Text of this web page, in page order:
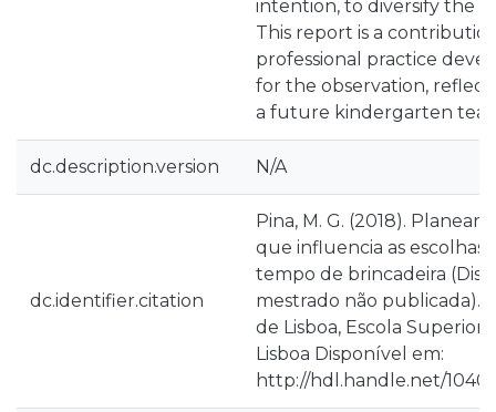
intention, to diversify the
This report is a
professional practice
for the observation,
a future kindergarten
dc.description.version N/A
dc.identifier.citation
Pina, M. G. (2018). Planear
que influencia as escolhas
tempo de brincadeira
mestrado não publicada).
de Lisboa, Escola Superior
Lisboa Disponível em:
http://hdl.handle.net/